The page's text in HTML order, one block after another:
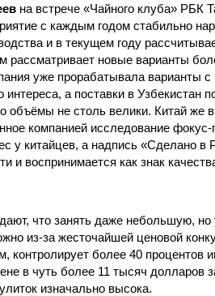
на встрече «Чайного клуба» РБК
с каждым годом стабильно
и в текущем году
рассматривает новые варианты
уже прорабатывала варианты с
а поставки в Узбекистан
объёмы не столь велики. Китай же
компанией исследование фокус-
у китайцев, а надпись «Сделано в
и воспринимается как знак
что занять даже небольшую, но
из-за жесточайшей ценовой
контролирует более 40 процентов
в чуть более 11 тысяч долларов
изначально высока.